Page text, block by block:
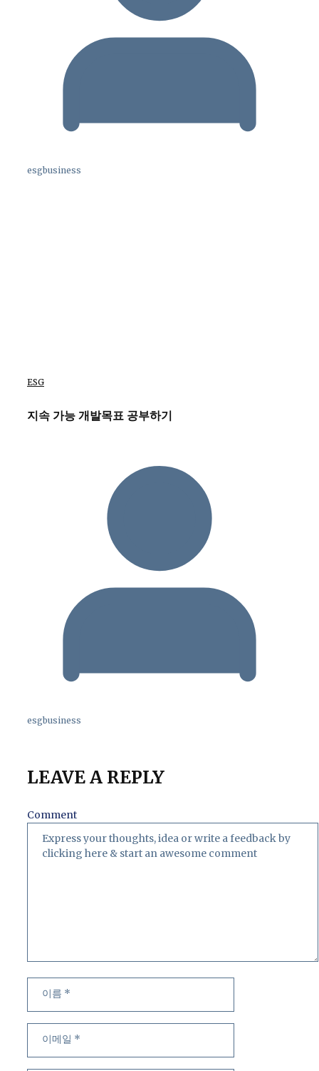
esgbusiness
ESG
지속 가능 개발목표 공부하기
esgbusiness
LEAVE A REPLY
Comment